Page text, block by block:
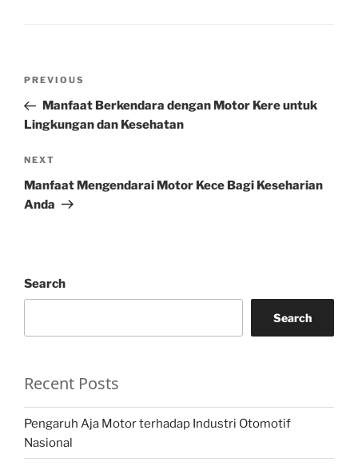
Previous
Post
PREVIOUS
Manfaat Berkendara dengan Motor Kere untuk
Lingkungan dan Kesehatan
Next
Post
NEXT
Manfaat Mengendarai Motor Kece Bagi Keseharian
Anda
Search
Search
Recent Posts
Pengaruh Aja Motor terhadap Industri Otomotif
Nasional